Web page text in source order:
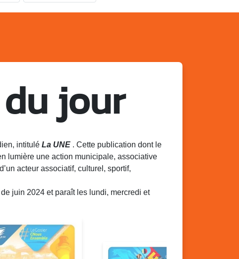
jour
intitulé La UNE . Cette publication dont le
lumière une action municipale, associative
acteur associatif, culturel, sportif,
juin 2024 et paraît les lundi, mercredi et